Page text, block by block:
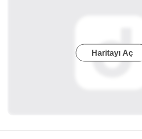
Haritayı Aç